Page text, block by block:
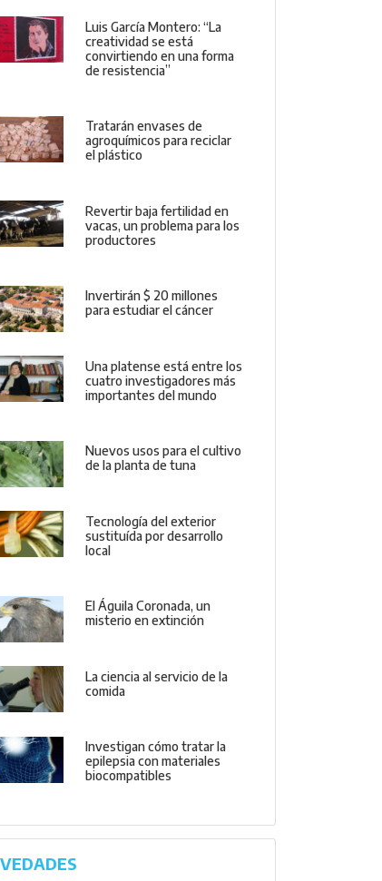
Luis García Montero: “La
creatividad se está
convirtiendo en una forma
de resistencia”
Tratarán envases de
agroquímicos para reciclar
el plástico
Revertir baja fertilidad en
vacas, un problema para los
productores
Invertirán $ 20 millones
para estudiar el cáncer
Una platense está entre los
cuatro investigadores más
importantes del mundo
Nuevos usos para el cultivo
de la planta de tuna
Tecnología del exterior
sustituída por desarrollo
local
El Águila Coronada, un
misterio en extinción
La ciencia al servicio de la
comida
Investigan cómo tratar la
epilepsia con materiales
biocompatibles